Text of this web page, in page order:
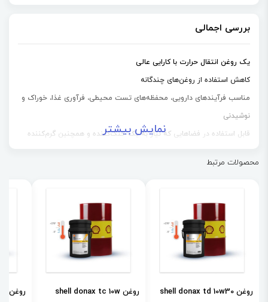
بررسی اجمالی
یک روغن انتقال حرارت با کارایی عالی
کاهش استفاده از روغن‌های چندگانه
مناسب فرآیند‌های دارویی، محفظه‌های تست محیطی، فرآوری غذا، خوراک و
نوشیدنی
قابل استفاده در فضاهایی که نیاز به یک خنک‌کننده و همچنین گرم‌کننده
نمایش بیشتر
محصولات مرتبط
روغن shell donax td 10w30 روغن shell donax tc 10w روغن shell donax td 85w